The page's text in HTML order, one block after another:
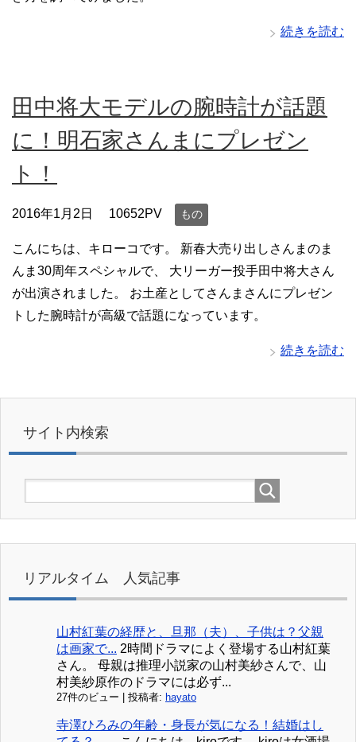
続きを読む
田中将大モデルの腕時計が話題
に！明石家さんまにプレゼン
ト！
2016年1月2日 10652PV もの
こんにちは、キローコです。 新春大売り出しさんまのま
んま30周年スペシャルで、 大リーガー投手田中将大さん
が出演されました。 お土産としてさんまさんにプレゼン
トした腕時計が高級で話題になっています。
続きを読む
サイト内検索
リアルタイム 人気記事
山村紅葉の経歴と、旦那（夫）、子供は？父親
は画家で... 2時間ドラマによく登場する山村紅葉
さん。 母親は推理小説家の山村美紗さんで、山
村美紗原作のドラマには必ず...
27件のビュー | 投稿者: hayato
寺澤ひろみの年齢・身長が気になる！結婚はし